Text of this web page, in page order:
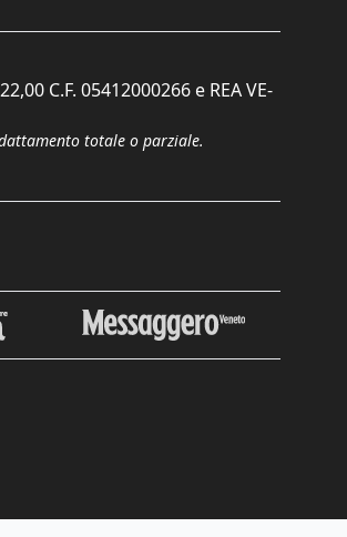
C.F. 05412000266 e REA VE-
totale o parziale.